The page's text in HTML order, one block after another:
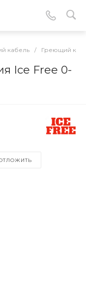
кабель / Греющий
Ice Free 0-